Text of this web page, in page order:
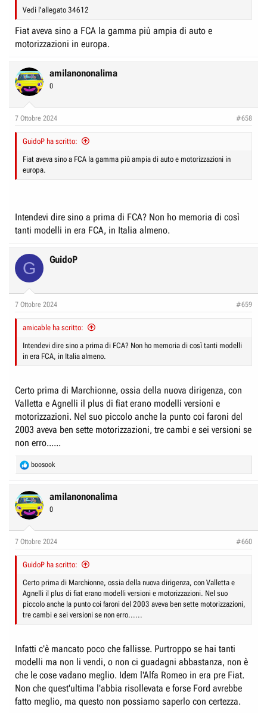
Vedi l'allegato 34612
Fiat aveva sino a FCA la gamma più ampia di auto e
motorizzazioni in europa.
amilanononalima
0
7 Ottobre 2024 #658
GuidoP ha scritto:
Fiat aveva sino a FCA la gamma più ampia di auto e motorizzazioni in
europa.
Intendevi dire sino a prima di FCA? Non ho memoria di così
tanti modelli in era FCA, in Italia almeno.
G GuidoP
7 Ottobre 2024 #659
amicable ha scritto:
Intendevi dire sino a prima di FCA? Non ho memoria di così tanti modelli
in era FCA, in Italia almeno.
Certo prima di Marchionne, ossia della nuova dirigenza, con
Valletta e Agnelli il plus di fiat erano modelli versioni e
motorizzazioni. Nel suo piccolo anche la punto coi faroni del
2003 aveva ben sette motorizzazioni, tre cambi e sei versioni se
non erro......
R
e
c
t
i
s
boosook
amilanononalima
0
7 Ottobre 2024 #660
GuidoP ha scritto:
Certo prima di Marchionne, ossia della nuova dirigenza, con Valletta e
Agnelli il plus di fiat erano modelli versioni e motorizzazioni. Nel suo
piccolo anche la punto coi faroni del 2003 aveva ben sette motorizzazioni,
tre cambi e sei versioni se non erro......
Infatti c'è mancato poco che fallisse. Purtroppo se hai tanti
modelli ma non li vendi, o non ci guadagni abbastanza, non è
che le cose vadano meglio. Idem l'Alfa Romeo in era pre Fiat.
Non che quest'ultima l'abbia risollevata e forse Ford avrebbe
fatto meglio, ma questo non possiamo saperlo con certezza.